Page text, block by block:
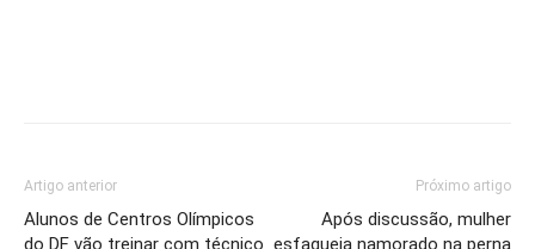
Artigo anterior
Alunos de Centros Olímpicos
do DF vão treinar com técnico
Próximo artigo
Após discussão, mulher
esfaqueia namorado na perna